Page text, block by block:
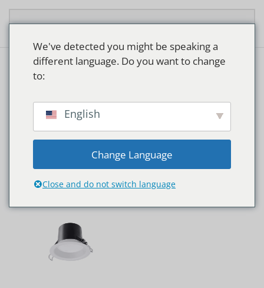
WACHTKAMERS
Produkte verschlagwortet mit „Wachtkamers“
We've detected you might be speaking a
different language. Do you want to change
to:
English
Change Language
Close and do not switch language